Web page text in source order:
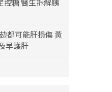
控糖 醫生拆解胰
都可能肝損傷 黃
早護肝